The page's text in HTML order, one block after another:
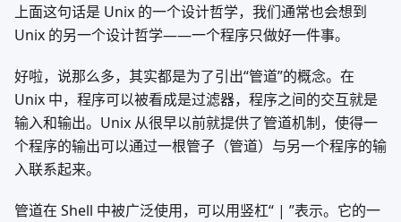
上面这句话是 Unix 的一个设计哲学，我们通常也会想到
Unix 的另一个设计哲学——一个程序只做好一件事。
好啦，说那么多，其实都是为了引出“管道”的概念。在
Unix 中，程序可以被看成是过滤器，程序之间的交互就是
输入和输出。Unix 从很早以前就提供了管道机制，使得一
个程序的输出可以通过一根管子（管道）与另一个程序的输
入联系起来。
管道在 Shell 中被广泛使用，可以用竖杠“ | ”表示。它的一